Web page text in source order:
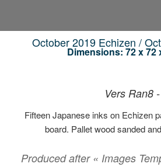
October 2019 Echizen /
Dimensions: 72 x 72
Vers Ran8
Fifteen Japanese inks on Echizen
board. Pallet wood sanded
Produced after « Images